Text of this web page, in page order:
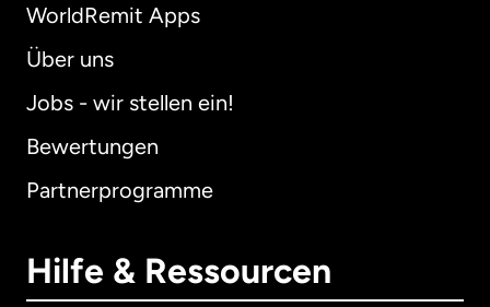
WorldRemit Apps
Über uns
Jobs - wir stellen ein!
Bewertungen
Partnerprogramme
Hilfe & Ressourcen